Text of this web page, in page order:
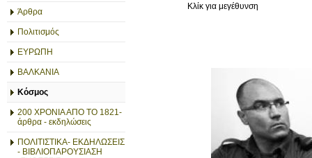
Άρθρα
Πολιτισμός
ΕΥΡΩΠΗ
ΒΑΛΚΑΝΙΑ
Κόσμος
200 ΧΡΟΝΙΑ ΑΠΟ ΤΟ 1821-
άρθρα - εκδηλώσεις
ΠΟΛΙΤΙΣΤΙΚΑ- ΕΚΔΗΛΩΣΕΙΣ
- ΒΙΒΛΙΟΠΑΡΟΥΣΙΑΣΗ
Κλίκ για μεγέθυνση